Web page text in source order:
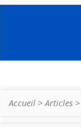
Accueil >Articles >